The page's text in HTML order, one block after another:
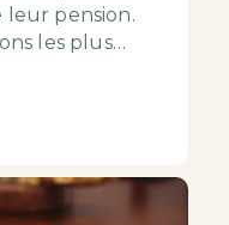
leur pension.
les plus